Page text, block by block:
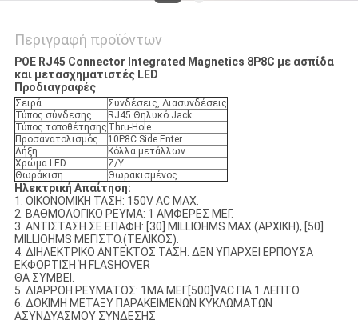
Περιγραφή προϊόντων
POE RJ45 Connector Integrated Magnetics 8P8C με ασπίδα
και μετασχηματιστές LED​
Προδιαγραφές
Σειρά
Συνδέσεις, Διασυνδέσεις
Τύπος σύνδεσης
RJ45 Θηλυκό Jack
Τύπος τοποθέτησης Thru-Hole
Προσανατολισμός
10P8C Side Enter
Λήξη
Κόλλα μετάλλων
Χρώμα LED
Ζ/Υ
Θωράκιση
Θωρακισμένος
Ηλεκτρική Απαίτηση:
1. ΟΙΚΟΝΟΜΙΚΗ ΤΑΣΗ: 150V AC MAX.
2. ΒΑΘΜΟΛΟΓΙΚΟ ΡΕΥΜΑ: 1 ΑΜΦΕΡΕΣ ΜΕΓ.
3. ΑΝΤΙΣΤΑΣΗ ΣΕ ΕΠΑΦΗ: [30] MILLIOHMS MAX.(ΑΡΧΙΚΗ), [50]
MILLIOHMS ΜΕΓΙΣΤΟ.(ΤΕΛΙΚΟΣ).
4. ΔΙΗΛΕΚΤΡΙΚΟ ΑΝΤΕΚΤΟΣ ΤΑΣΗ: ΔΕΝ ΥΠΑΡΧΕΙ ΕΡΠΟΥΣΑ
ΕΚΦΟΡΤΙΣΗ Ή FLASHOVER
ΘΑ ΣΥΜΒΕΙ.
5. ΔΙΑΡΡΟΗ ΡΕΥΜΑΤΟΣ: 1MA ΜΕΓ.[500]VAC ΓΙΑ 1 ΛΕΠΤΟ.
6. ΔΟΚΙΜΗ ΜΕΤΑΞΥ ΠΑΡΑΚΕΙΜΕΝΩΝ ΚΥΚΛΩΜΑΤΩΝ
ΑΣΥΝΔΥΑΣΜΟΥ ΣΥΝΔΕΣΗΣ